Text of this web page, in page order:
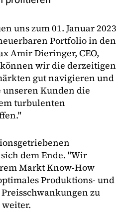
uns zum 01. Januar 2023
Portfolio in den
Amir Dieringer, CEO,
wir die derzeitigen
gut navigieren und
Kunden die
turbulenten
dem Ende. "Wir
Markt Know-How
Produktions- und
zu